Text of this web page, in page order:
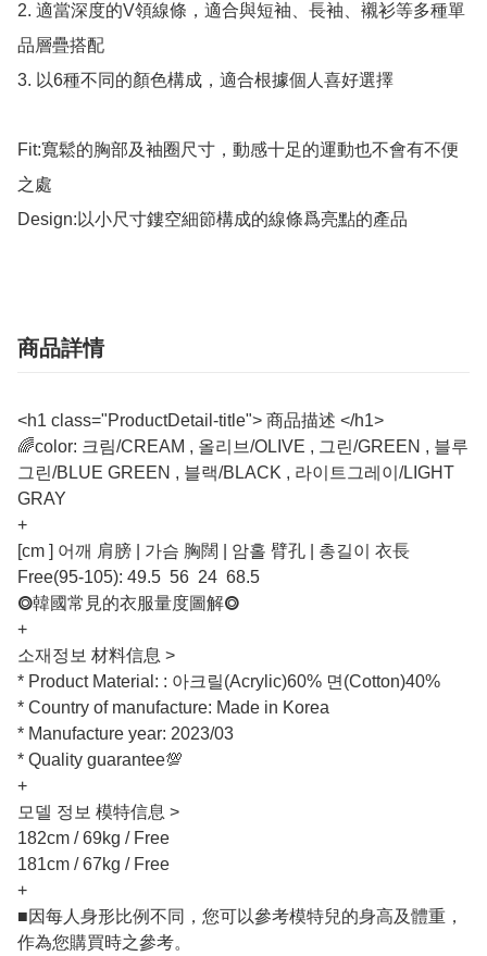
2. 適當深度的V領線條，適合與短袖、長袖、襯衫等多種單
品層疊搭配
3. 以6種不同的顏色構成，適合根據個人喜好選擇
Fit:寬鬆的胸部及袖圈尺寸，動感十足的運動也不會有不便
之處
Design:以小尺寸鏤空細節構成的線條爲亮點的產品
商品詳情
<h1 class="ProductDetail-title"> 商品描述 </h1>
🌈color: 크림/CREAM , 올리브/OLIVE , 그린/GREEN , 블루
그린/BLUE GREEN , 블랙/BLACK , 라이트그레이/LIGHT
GRAY
+
[cm ] 어깨 肩膀 | 가슴 胸闊 | 암홀 臂孔 | 총길이 衣長
Free(95-105): 49.5 56 24 68.5
⭗韓國常見的衣服量度圖解⭗
+
소재정보 材料信息 >
* Product Material: : 아크릴(Acrylic)60% 면(Cotton)40%
* Country of manufacture: Made in Korea
* Manufacture year: 2023/03
* Quality guarantee💯
+
모델 정보 模特信息 >
182cm / 69kg / Free
181cm / 67kg / Free
+
■因每人身形比例不同，您可以參考模特兒的身高及體重，
作為您購買時之參考。